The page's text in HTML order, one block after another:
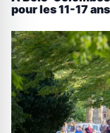
pour les 11-17 ans